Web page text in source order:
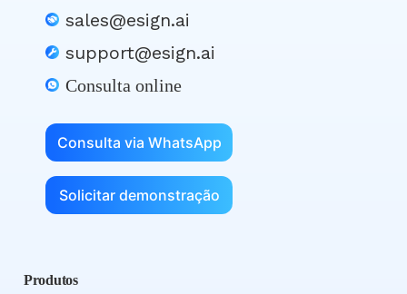
sales@esign.ai
support@esign.ai
Consulta online
Consulta via WhatsApp
Solicitar demonstração
Produtos